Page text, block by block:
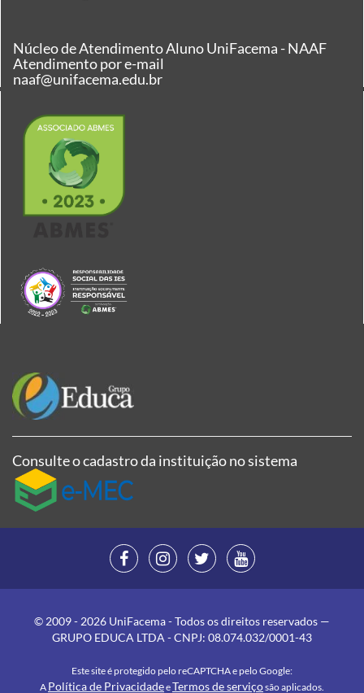
Núcleo de Atendimento Aluno UniFacema - NAAF
Atendimento por e-mail
naaf@unifacema.edu.br
Consulte o cadastro da instituição no sistema
© 2009 - 2026 UniFacema - Todos os direitos reservados —
GRUPO EDUCA LTDA - CNPJ: 08.074.032/0001-43
Este site é protegido pelo reCAPTCHA e pelo Google:
A Política de PrivacidadeeTermos de serviçosão aplicados.